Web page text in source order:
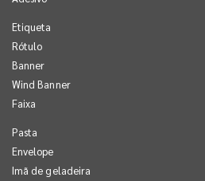
Etiqueta
Rótulo
Banner
Wind Banner
Faixa
Pasta
Envelope
Imã de geladeira